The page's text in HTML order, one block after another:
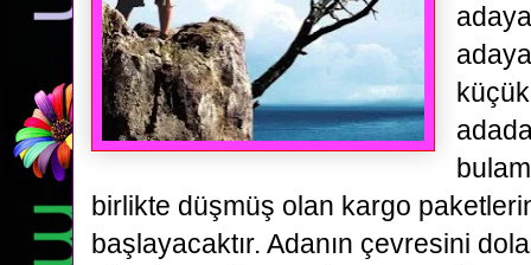
birlikte düşmüş olan kargo
başlayacaktır. Adanın çevresini